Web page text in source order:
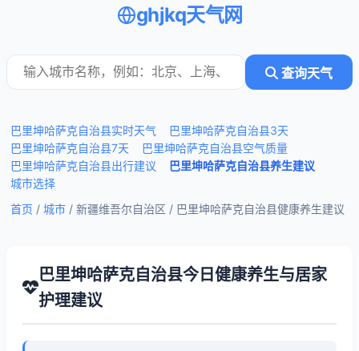
ghjkq天气网
查询天气
巴里坤哈萨克自治县实时天气
巴里坤哈萨克自治县3天
巴里坤哈萨克自治县7天
巴里坤哈萨克自治县空气质量
巴里坤哈萨克自治县出行建议
巴里坤哈萨克自治县养生建议
城市选择
首页 / 城市 / 新疆维吾尔自治区 / 巴里坤哈萨克自治县健康养生建议
巴里坤哈萨克自治县今日健康养生与居家
护理建议